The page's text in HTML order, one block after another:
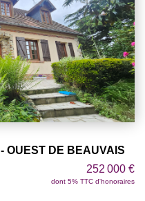
OUEST DE BEAUVAIS
252 000 €
dont 5% TTC d'honoraires